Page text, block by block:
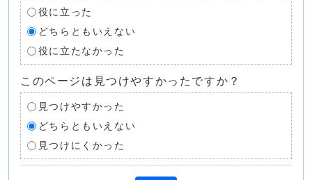
役に立った
どちらともいえない
役に立たなかった
このページは見つけやすかったですか？
見つけやすかった
どちらともいえない
見つけにくかった